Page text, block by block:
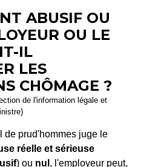
ABUSIF OU
OU LE
IL
LES
CHÔMAGE ?
de l'information légale et
de prud'hommes juge le
réelle et sérieuse
) ou nul , l'employeur peut,